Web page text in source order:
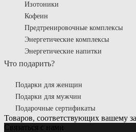
Изотоники
Кофеин
Предтренировочные комплексы
Энергетические комплексы
Энергетические напитки
Что подарить?
Подарки для женщин
Подарки для мужчин
Подарочные сертификаты
Товаров, соответствующих вашему
Связаться с нами